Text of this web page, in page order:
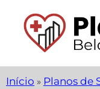
Início » Planos de